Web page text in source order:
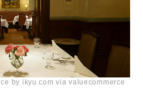
by ikyu.com via valuecommerce